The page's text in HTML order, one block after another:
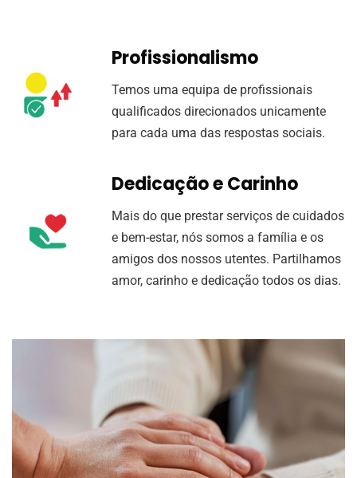
Profissionalismo
Temos uma equipa de profissionais
qualificados direcionados unicamente
para cada uma das respostas sociais.
Dedicação e Carinho
Mais do que prestar serviços de cuidados
e bem-estar, nós somos a família e os
amigos dos nossos utentes. Partilhamos
amor, carinho e dedicação todos os dias.